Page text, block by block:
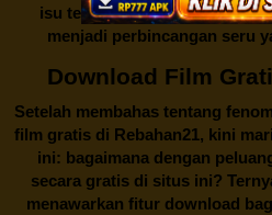
isu tentang menonton film
menjadi perbincangan seru
Download Film
Setelah membahas tentang
film gratis di Rebahan21, kini
ini: bagaimana dengan
secara gratis di situs ini?
menawarkan fitur download